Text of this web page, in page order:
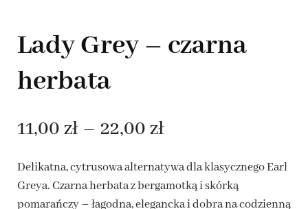
Lady Grey – czarna
herbata
11,00 zł – 22,00 złZakres
cen:
od
Delikatna, cytrusowa alternatywa dla klasycznego Earl
Greya. Czarna herbata z bergamotką i skórką
pomarańczy – łagodna, elegancka i dobra na codzienną